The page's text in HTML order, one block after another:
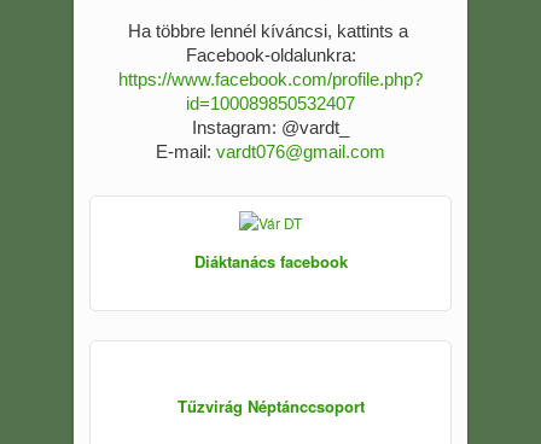
Ha többre lennél kíváncsi, kattints a
Facebook-oldalunkra:
https://www.facebook.com/profile.php?
id=100089850532407
Instagram: @vardt_
E-mail: vardt076@gmail.com
Diáktanács facebook
Tűzvirág Néptánccsoport